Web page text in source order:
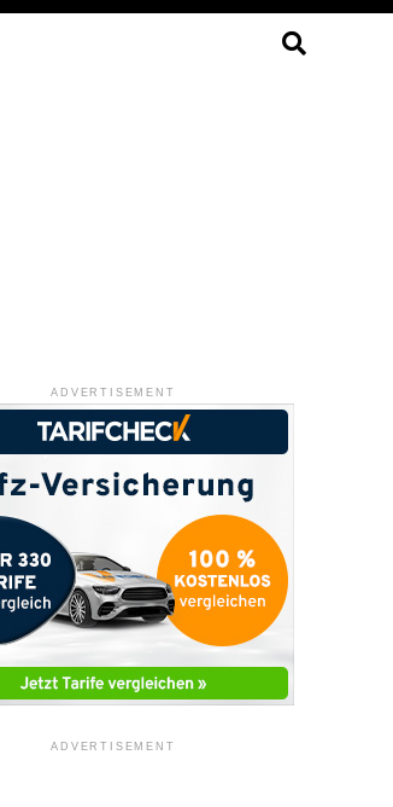
ADVERTISEMENT
ADVERTISEMENT